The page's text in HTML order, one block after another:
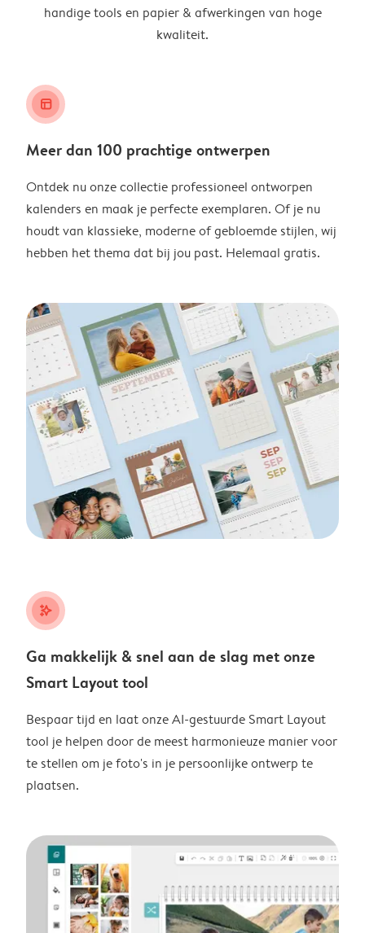
handige tools en papier & afwerkingen van hoge
kwaliteit.
layout_alt
Meer dan 100 prachtige ontwerpen
Ontdek nu onze collectie professioneel ontworpen
kalenders en maak je perfecte exemplaren. Of je nu
houdt van klassieke, moderne of gebloemde stijlen, wij
hebben het thema dat bij jou past. Helemaal gratis.
stars_plus
Ga makkelijk & snel aan de slag met onze
Smart Layout tool
Bespaar tijd en laat onze AI-gestuurde Smart Layout
tool je helpen door de meest harmonieuze manier voor
te stellen om je foto's in je persoonlijke ontwerp te
plaatsen.